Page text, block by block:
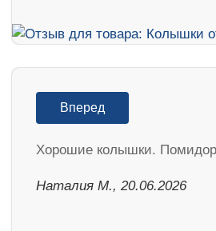
Вперед
Хорошие колышки.
Наталия М., 20.06.2026